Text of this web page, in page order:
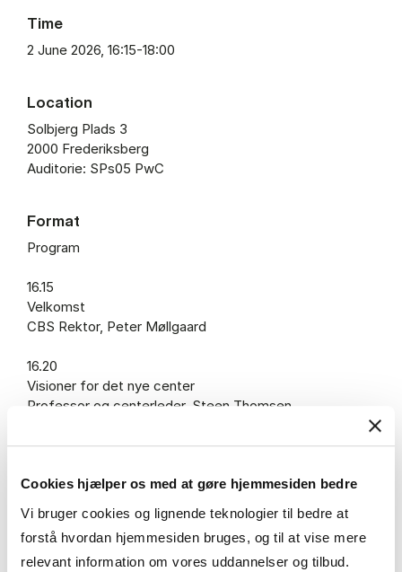
Cookies hjælper os med at gøre hjemmesiden bedre
Vi bruger cookies og lignende teknologier til bedre at
forstå hvordan hjemmesiden bruges, og til at vise mere
relevant information om vores uddannelser og tilbud.
Time
2 June 2026, 16:15-18:00
Location
Solbjerg Plads 3
2000 Frederiksberg
Auditorie: SPs05 PwC
Format
Program
16.15
Velkomst
CBS Rektor, Peter Møllgaard
16.20
Visioner for det nye center
Professor og centerleder, Steen Thomsen
16.35
Formand for b.la. Gerda & Victor B. Strands Fond (Toms
Gruppens Fond) og tidligere formand for Komitéen for
God Fondsledelse, Marianne Philip
16.50